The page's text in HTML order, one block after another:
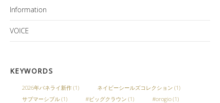
Information
VOICE
KEYWORDS
2026年パネライ新作(1) ネイビーシールズコレクション (1)
サブマーシブル(1) #ビッグクラウン (1) #orogio(1)